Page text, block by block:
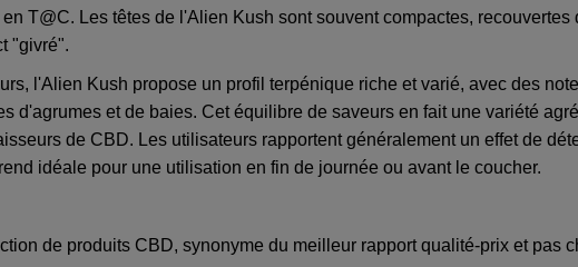
T@C. Les têtes de l'Alien Kush sont souvent compactes,
"givré".
l'Alien Kush propose un profil terpénique riche et varié, avec des
d'agrumes et de baies. Cet équilibre de saveurs en fait une variété
de CBD. Les utilisateurs rapportent généralement un effet de
idéale pour une utilisation en fin de journée ou avant le coucher.
de produits CBD, synonyme du meilleur rapport qualité-prix et pas